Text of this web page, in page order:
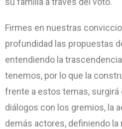
Firmes en nuestras
profundidad las propuestas
entendiendo la
tenemos, por lo que la
frente a estos temas, surgirá
diálogos con los gremios, la
demás actores, definiendo la